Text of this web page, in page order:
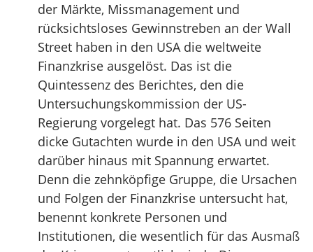
der Märkte, Missmanagement und
rücksichtsloses Gewinnstreben an der Wall
Street haben in den USA die weltweite
Finanzkrise ausgelöst. Das ist die
Quintessenz des Berichtes, den die
Untersuchungskommission der US-
Regierung vorgelegt hat. Das 576 Seiten
dicke Gutachten wurde in den USA und weit
darüber hinaus mit Spannung erwartet.
Denn die zehnköpfige Gruppe, die Ursachen
und Folgen der Finanzkrise untersucht hat,
benennt konkrete Personen und
Institutionen, die wesentlich für das Ausmaß